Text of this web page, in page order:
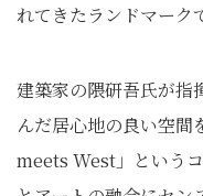
れてきたランドマーク
建築家の隈研吾氏が指
んだ居心地の良い空間
meets West」という